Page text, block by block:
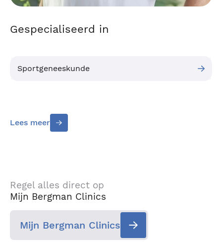
Gespecialiseerd in
Sportgeneeskunde
Lees meer
Regel alles direct op
Mijn Bergman Clinics
Mijn Bergman Clinics